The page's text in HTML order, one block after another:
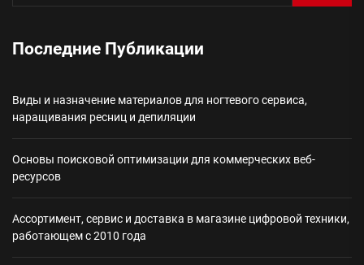
Последние Публикации
Виды и назначение материалов для ногтевого сервиса,
наращивания ресниц и депиляции
Основы поисковой оптимизации для коммерческих веб-
ресурсов
Ассортимент, сервис и доставка в магазине цифровой техники,
работающем с 2010 года